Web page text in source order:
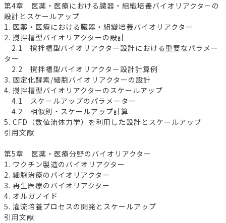
第4章 医薬・医療における臓器・組織培養バイオリアクターの
設計とスケールアップ
1. 医薬・医療における臓器・組織培養バイオリアクター
2. 撹拌槽型バイオリアクターの設計
2.1 撹拌槽型バイオリアクター設計における重要なパラメー
ター
2.2 撹拌槽型バイオリアクター設計計算例
3. 固定化酵素/細胞バイオリアクターの設計
4. 撹拌槽型バイオリアクターのスケールアップ
4.1 スケールアップのパラメーター
4.2 相似則・スケールアップ計算
5. CFD（数値流体力学）を利用した設計とスケールアップ
引用文献
第5章 医薬・医療分野のバイオリアクター
1. ワクチン製造のバイオリアクター
2. 細胞治療のバイオリアクター
3. 再生医療のバイオリアクター
4. オルガノイド
5. 灌流培養プロセスの開発とスケールアップ
引用文献